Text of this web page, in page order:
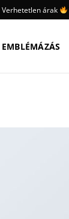
Verhetetlen árak
EMBLÉMÁZÁS